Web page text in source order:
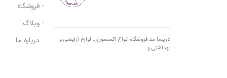
لاریسا مد فروشگاه انواع اکسسوری، لوازم آرایشی و
بهداشتی و … .
- فروشگاه
- وبلاگ
- درباره ما